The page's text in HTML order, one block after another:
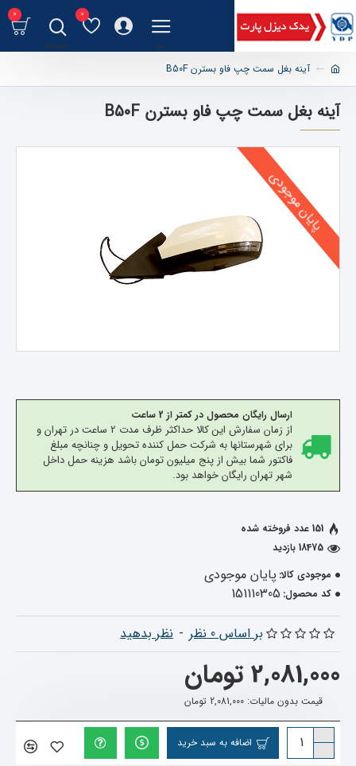
0
0
آینه بغل سمت چپ فاو بسترن B50F
آینه بغل سمت چپ فاو بسترن B50F
پایان موجودی
ارسال رایگان محصول در کمتر از 2 ساعت
از زمان سفارش این کالا حداکثر ظرف مدت 2 ساعت در تهران و
برای شهرستانها به شرکت حمل کننده تحویل و چنانچه مبلغ
فاکتور شما بیش از پنج میلیون تومان باشد هزینه حمل داخل
شهر تهران رایگان خواهد بود.
موجودی کالا: پایان موجودی
کد محصول: 151110305
151 عدد فروخته شده
18475 بازدید
بر اساس 0 نظر - نظر بدهید
2,081,000 تومان
قیمت بدون مالیات: 2,081,000 تومان
اضافه به سبد خرید